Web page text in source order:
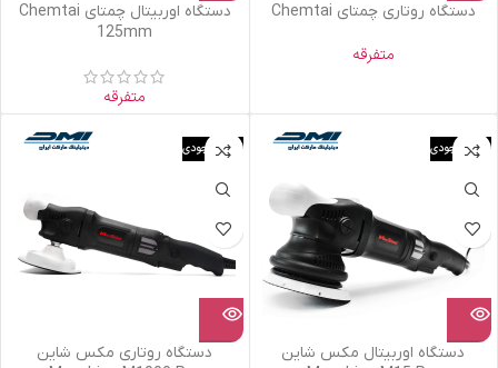
دستگاه روتاری چمتای Chemtai
متفرقه
دستگاه اوربیتال چمتای Chemtai
125mm
متفرقه
اتمام موجودی
دستگاه اوربیتال مکس شاین
اتمام موجودی
دستگاه روتاری مکس شاین